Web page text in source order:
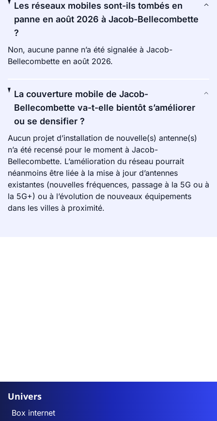
Les réseaux mobiles sont-ils tombés en
panne en août 2026 à Jacob-Bellecombette
?
Non, aucune panne n’a été signalée à Jacob-
Bellecombette en août 2026.
La couverture mobile de Jacob-
Bellecombette va-t-elle bientôt s’améliorer
ou se densifier ?
Aucun projet d’installation de nouvelle(s) antenne(s)
n’a été recensé pour le moment à Jacob-
Bellecombette. L’amélioration du réseau pourrait
néanmoins être liée à la mise à jour d’antennes
existantes (nouvelles fréquences, passage à la 5G ou à
la 5G+) ou à l’évolution de nouveaux équipements
dans les villes à proximité.
Univers
Box internet